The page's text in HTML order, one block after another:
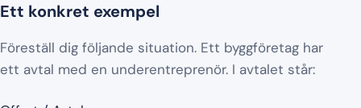
Ett konkret exempel
Föreställ dig följande situation. Ett byggföretag har
ett avtal med en underentreprenör. I avtalet står: